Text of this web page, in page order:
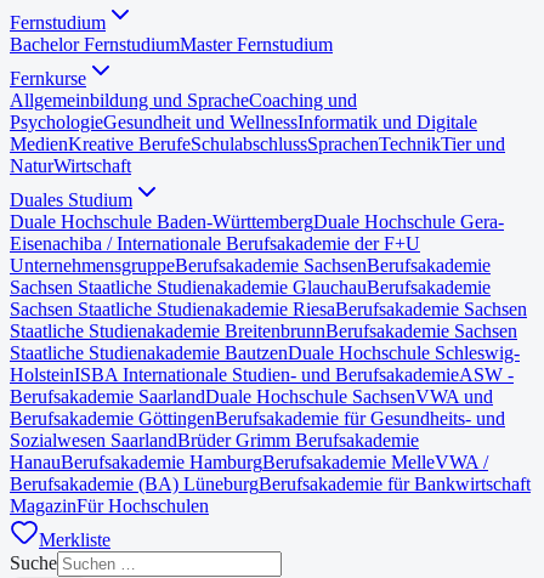
Fernstudium
Bachelor FernstudiumMaster Fernstudium
Fernkurse
Allgemeinbildung und SpracheCoaching und
PsychologieGesundheit und WellnessInformatik und Digitale
MedienKreative BerufeSchulabschlussSprachenTechnikTier und
NaturWirtschaft
Duales Studium
Duale Hochschule Baden-WürttembergDuale Hochschule Gera-
Eisenachiba / Internationale Berufsakademie der F+U
UnternehmensgruppeBerufsakademie SachsenBerufsakademie
Sachsen Staatliche Studienakademie GlauchauBerufsakademie
Sachsen Staatliche Studienakademie RiesaBerufsakademie Sachsen
Staatliche Studienakademie BreitenbrunnBerufsakademie Sachsen
Staatliche Studienakademie BautzenDuale Hochschule Schleswig-
HolsteinISBA Internationale Studien- und BerufsakademieASW -
Berufsakademie SaarlandDuale Hochschule SachsenVWA und
Berufsakademie GöttingenBerufsakademie für Gesundheits- und
Sozialwesen SaarlandBrüder Grimm Berufsakademie
HanauBerufsakademie HamburgBerufsakademie MelleVWA /
Berufsakademie (BA) LüneburgBerufsakademie für Bankwirtschaft
MagazinFür Hochschulen
Merkliste
Suche